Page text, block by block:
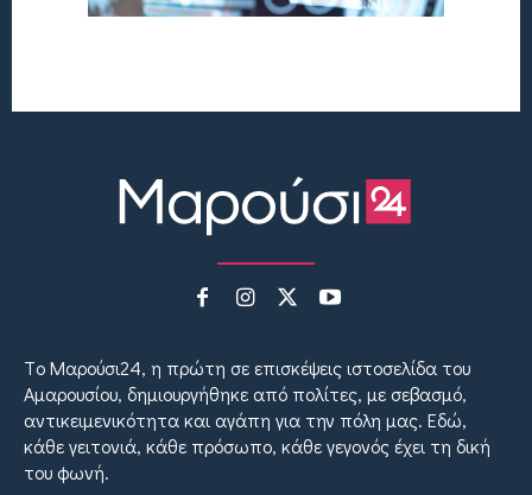
Tο Μαρούσι24, η πρώτη σε επισκέψεις ιστοσελίδα του
Αμαρουσίου, δημιουργήθηκε από πολίτες, με σεβασμό,
αντικειμενικότητα και αγάπη για την πόλη μας. Εδώ,
κάθε γειτονιά, κάθε πρόσωπο, κάθε γεγονός έχει τη δική
του φωνή.